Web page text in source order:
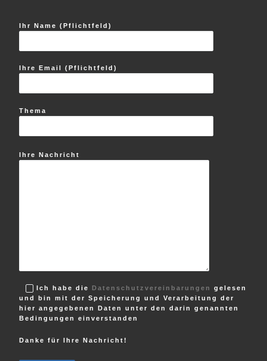
Ihr Name (Pflichtfeld)
Ihre Email (Pflichtfeld)
Thema
Ihre Nachricht
Ich habe die Datenschutzvereinbarungen
gelesen
und bin mit der Speicherung und Verarbeitung der
hier angegebenen Daten unter den darin genannten
Bedingungen einverstanden
Danke für Ihre Nachricht!
i